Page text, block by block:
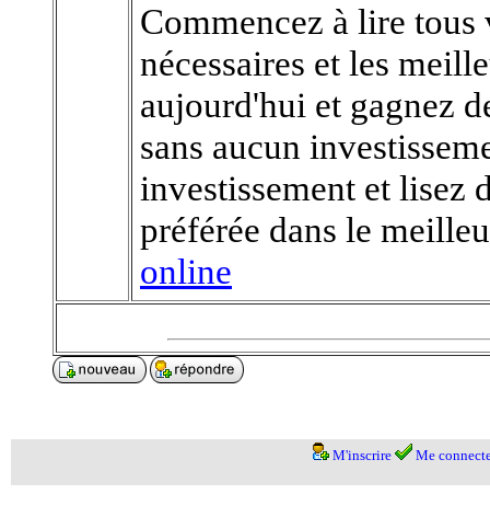
Commencez à lire
nécessaires et les
aujourd'hui et gagnez
sans aucun
investissement et lisez
préférée dans le
online
M'inscrire Me